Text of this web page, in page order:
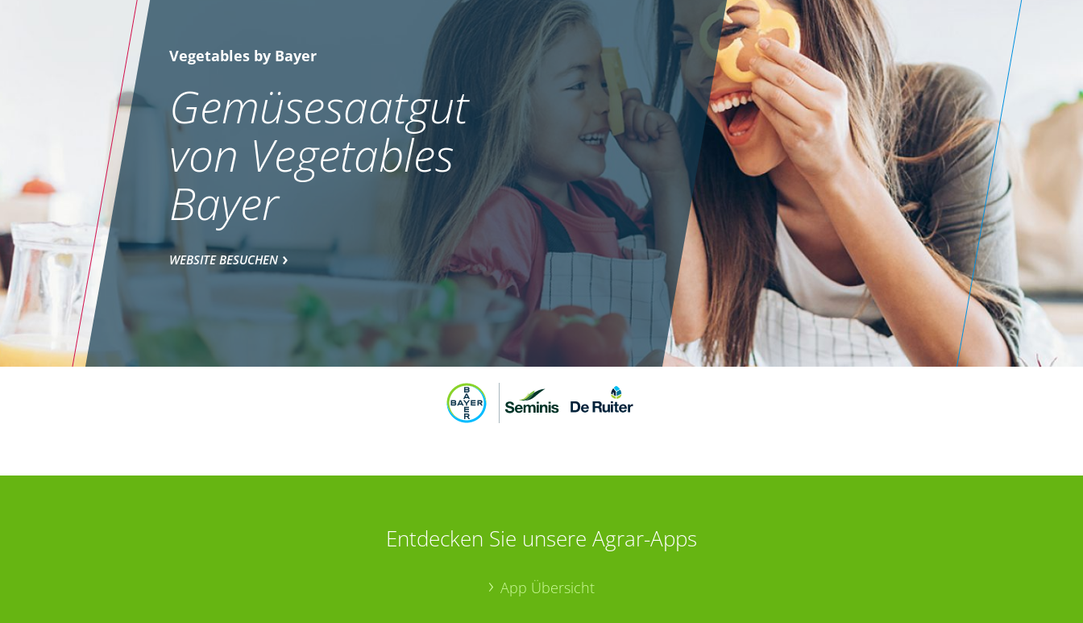
Vegetables by Bayer
Gemüsesaatgut
von Vegetables
Bayer
WEBSITE BESUCHEN
Entdecken Sie unsere Agrar-Apps
App Übersicht